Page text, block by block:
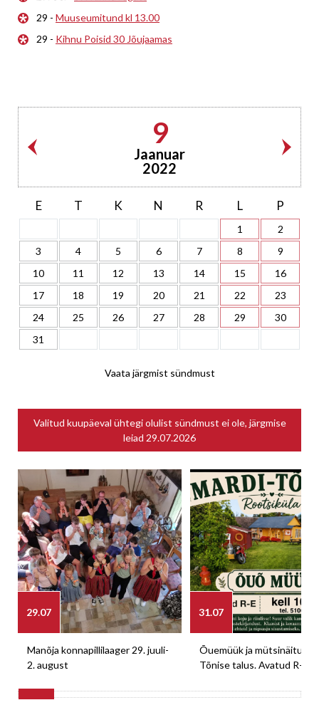
29 - Muuseumitund kl 13.00
29 - Kihnu Poisid 30 Jõujaamas
9
Jaanuar
2022
E T K N R L P
1
2
3
4 5 6 7 8
9
10
11 12 13 14 15
16
17
18 19 20 21 22
23
24
25 26 27 28 29
30
31
Vaata järgmist sündmust
Valitud kuupäeval ühtegi olulist sündmust ei ole, järgmise
leiad 29.07.2026
29.07
Manõja konnapillilaager 29. juuli-
2. august
31.07
Õuemüük ja mütsinäitus
Tõnise talus. Avatud R-E